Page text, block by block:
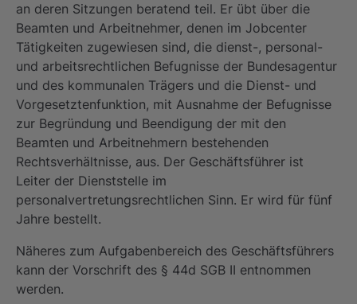
an deren Sitzungen beratend teil. Er übt über die
Beamten und Arbeitnehmer, denen im Jobcenter
Tätigkeiten zugewiesen sind, die dienst-, personal-
und arbeitsrechtlichen Befugnisse der Bundesagentur
und des kommunalen Trägers und die Dienst- und
Vorgesetztenfunktion, mit Ausnahme der Befugnisse
zur Begründung und Beendigung der mit den
Beamten und Arbeitnehmern bestehenden
Rechtsverhältnisse, aus. Der Geschäftsführer ist
Leiter der Dienststelle im
personalvertretungsrechtlichen Sinn. Er wird für fünf
Jahre bestellt.
Näheres zum Aufgabenbereich des Geschäftsführers
kann der Vorschrift des § 44d SGB II entnommen
werden.